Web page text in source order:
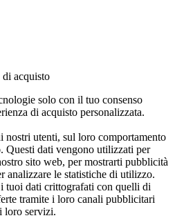
di acquisto
solo con il tuo consenso
di acquisto personalizzata.
nostri utenti, sul loro comportamento
Questi dati vengono utilizzati per
sito web, per mostrarti pubblicità
analizzare le statistiche di utilizzo.
tuoi dati crittografati con quelli di
tramite i loro canali pubblicitari
loro servizi.